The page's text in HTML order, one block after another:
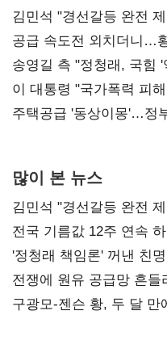
김민석 "경선갈등 완전
사과부터"
공급 속도전 외치더니…
리모델링' 제안
송영길 측 "정청래, 국힘
총선 지휘 못해"
이 대통령 "국가폭력 피
진실 밝혀야"
주택공급 '동상이몽'…정
많이 본 뉴스
김민석 "경선갈등 완전
사과부터"
전국 기름값 12주 연속
'정청래 책임론' 꺼낸 친
때리기
전쟁에 원유 공급망 흔
핵심으로 재부상
구광모-젠슨 황, 두 달 만